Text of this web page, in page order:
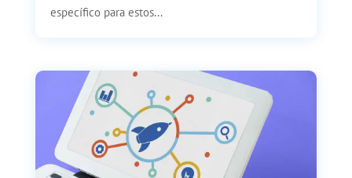
específico para estos...